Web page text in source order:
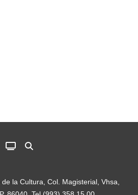
la Cultura, Col. Magisterial, Vhsa,